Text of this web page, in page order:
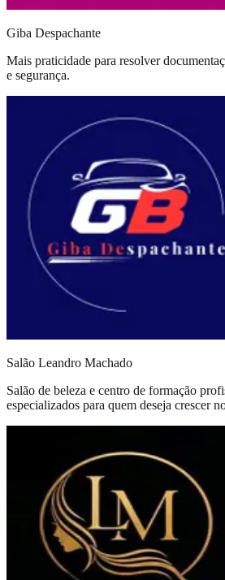
Giba Despachante
Mais praticidade para resolver
e segurança.
Salão Leandro Machado
Salão de beleza e centro de formação
especializados para quem deseja crescer